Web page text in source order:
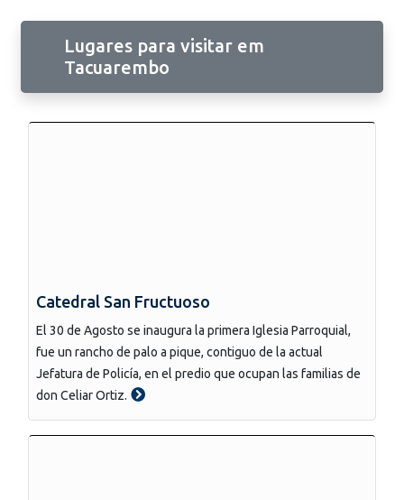
Lugares para visitar em
Tacuarembo
Catedral San Fructuoso
El 30 de Agosto se inaugura la primera Iglesia Parroquial,
fue un rancho de palo a pique, contiguo de la actual
Jefatura de Policía, en el predio que ocupan las familias de
don Celiar Ortiz.